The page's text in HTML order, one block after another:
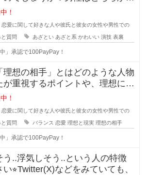
を見せてくれるよ
！
恋愛に関して好きな人や彼氏と彼女の女性や男性での
質問 あざとい あざと系 かわいい 演技 表裏
」承認で100PayPay！
理想の相手」とはどのような人物
が重視するポイントや、理想に近
イスがあれば教え
！
恋愛に関して好きな人や彼氏と彼女の女性や男性での
質問 バランス 恋愛 理想と現実 理想の相手
」承認で100PayPay！
う..浮気しそう..という人の特徴
⭐︎Twitter(X)などをみていても、